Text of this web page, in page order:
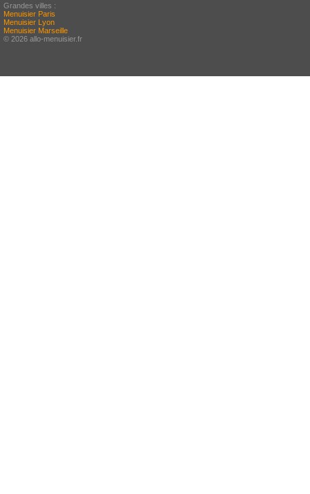
Grandes villes :
Menuisier Paris
Menuisier Lyon
Menuisier Marseille
© 2026 allo-menuisier.fr